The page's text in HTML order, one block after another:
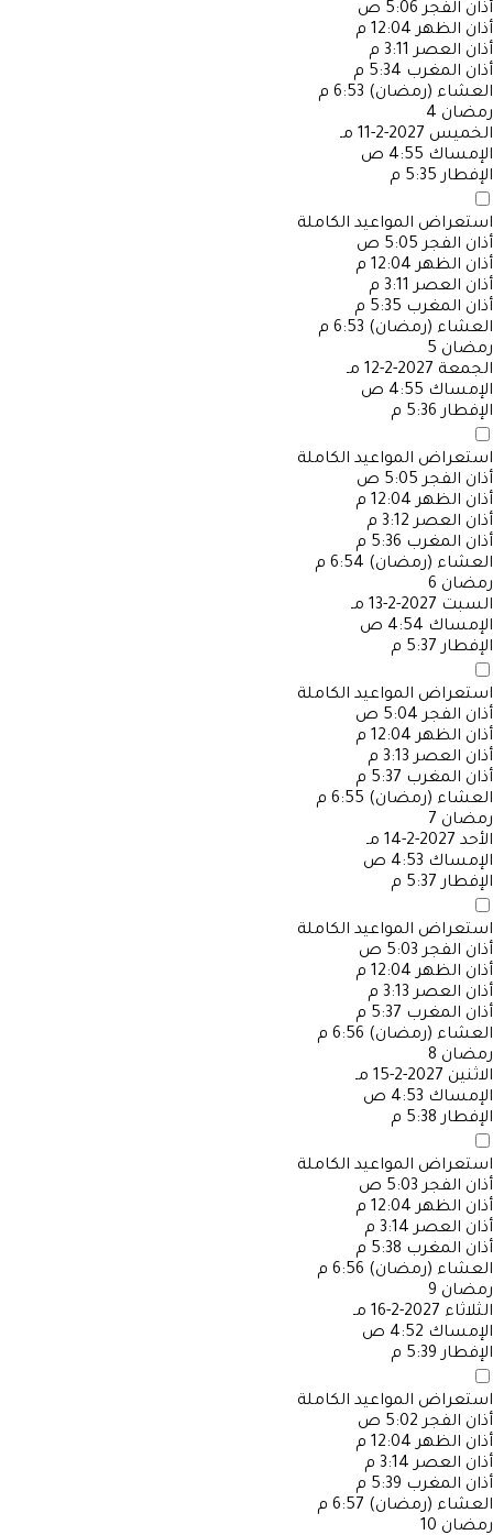
أذان الفجر 5:06 ص
أذان الظهر 12:04 م
أذان العصر 3:11 م
أذان المغرب 5:34 م
العشاء (رمضان) 6:53 م
رمضان 4
الخميس 2027-2-11 مـ
الإمساك 4:55 ص
الإفطار 5:35 م
استعراض المواعيد الكاملة
أذان الفجر 5:05 ص
أذان الظهر 12:04 م
أذان العصر 3:11 م
أذان المغرب 5:35 م
العشاء (رمضان) 6:53 م
رمضان 5
الجمعة 2027-2-12 مـ
الإمساك 4:55 ص
الإفطار 5:36 م
استعراض المواعيد الكاملة
أذان الفجر 5:05 ص
أذان الظهر 12:04 م
أذان العصر 3:12 م
أذان المغرب 5:36 م
العشاء (رمضان) 6:54 م
رمضان 6
السبت 2027-2-13 مـ
الإمساك 4:54 ص
الإفطار 5:37 م
استعراض المواعيد الكاملة
أذان الفجر 5:04 ص
أذان الظهر 12:04 م
أذان العصر 3:13 م
أذان المغرب 5:37 م
العشاء (رمضان) 6:55 م
رمضان 7
الأحد 2027-2-14 مـ
الإمساك 4:53 ص
الإفطار 5:37 م
استعراض المواعيد الكاملة
أذان الفجر 5:03 ص
أذان الظهر 12:04 م
أذان العصر 3:13 م
أذان المغرب 5:37 م
العشاء (رمضان) 6:56 م
رمضان 8
الاثنين 2027-2-15 مـ
الإمساك 4:53 ص
الإفطار 5:38 م
استعراض المواعيد الكاملة
أذان الفجر 5:03 ص
أذان الظهر 12:04 م
أذان العصر 3:14 م
أذان المغرب 5:38 م
العشاء (رمضان) 6:56 م
رمضان 9
الثلاثاء 2027-2-16 مـ
الإمساك 4:52 ص
الإفطار 5:39 م
استعراض المواعيد الكاملة
أذان الفجر 5:02 ص
أذان الظهر 12:04 م
أذان العصر 3:14 م
أذان المغرب 5:39 م
العشاء (رمضان) 6:57 م
رمضان 10